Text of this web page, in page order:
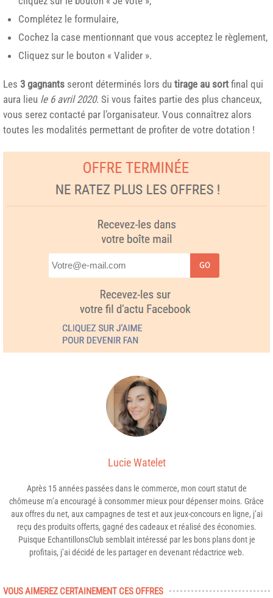
Complétez le formulaire,
Cochez la case mentionnant que vous acceptez le règlement,
Cliquez sur le bouton « Valider ».
Les 3 gagnants seront déterminés lors du tirage au sort final qui
aura lieu le 6 avril 2020. Si vous faites partie des plus chanceux,
vous serez contacté par l’organisateur. Vous connaîtrez alors
toutes les modalités permettant de profiter de votre dotation !
GO
Lucie Watelet
Après 15 années passées dans le commerce, mon court statut de
chômeuse m’a encouragé à consommer mieux pour dépenser moins. Grâce
aux offres du net, aux campagnes de test et aux jeux-concours en ligne, j’ai
reçu des produits offerts, gagné des cadeaux et réalisé des économies.
Puisque EchantillonsClub semblait intéressé par les bons plans dont je
profitais, j’ai décidé de les partager en devenant rédactrice web.
VOUS AIMEREZ CERTAINEMENT CES OFFRES